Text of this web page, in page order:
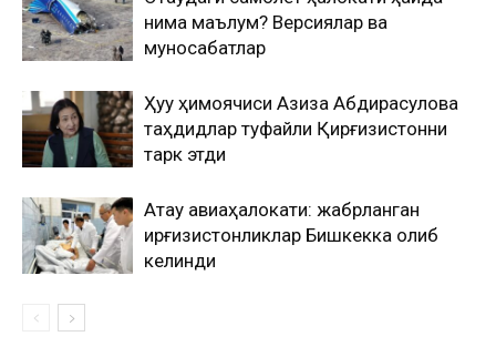
нима маълум? Версиялар ва
муносабатлар
Ҳуқуқ ҳимоячиси Азиза Абдирасулова
таҳдидлар туфайли Қирғизистонни
тарк этди
Ақтау авиаҳалокати: жабрланган
қирғизистонликлар Бишкекка олиб
келинди